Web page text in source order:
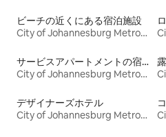
ビーチの近くにある宿泊施設
City of Johannesburg Metropolitan Municipality
サービスアパートメントの宿泊施設
City of Johannesburg Metropolitan Municipality
デザイナーズホテル
City of Johannesburg Metropolitan Municipality